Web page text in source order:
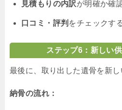
見積もりの内訳が明確か確
口コミ・評判 をチェックす
ステップ6：新しい
最後に、取り出した遺骨を新し
納骨の流れ：